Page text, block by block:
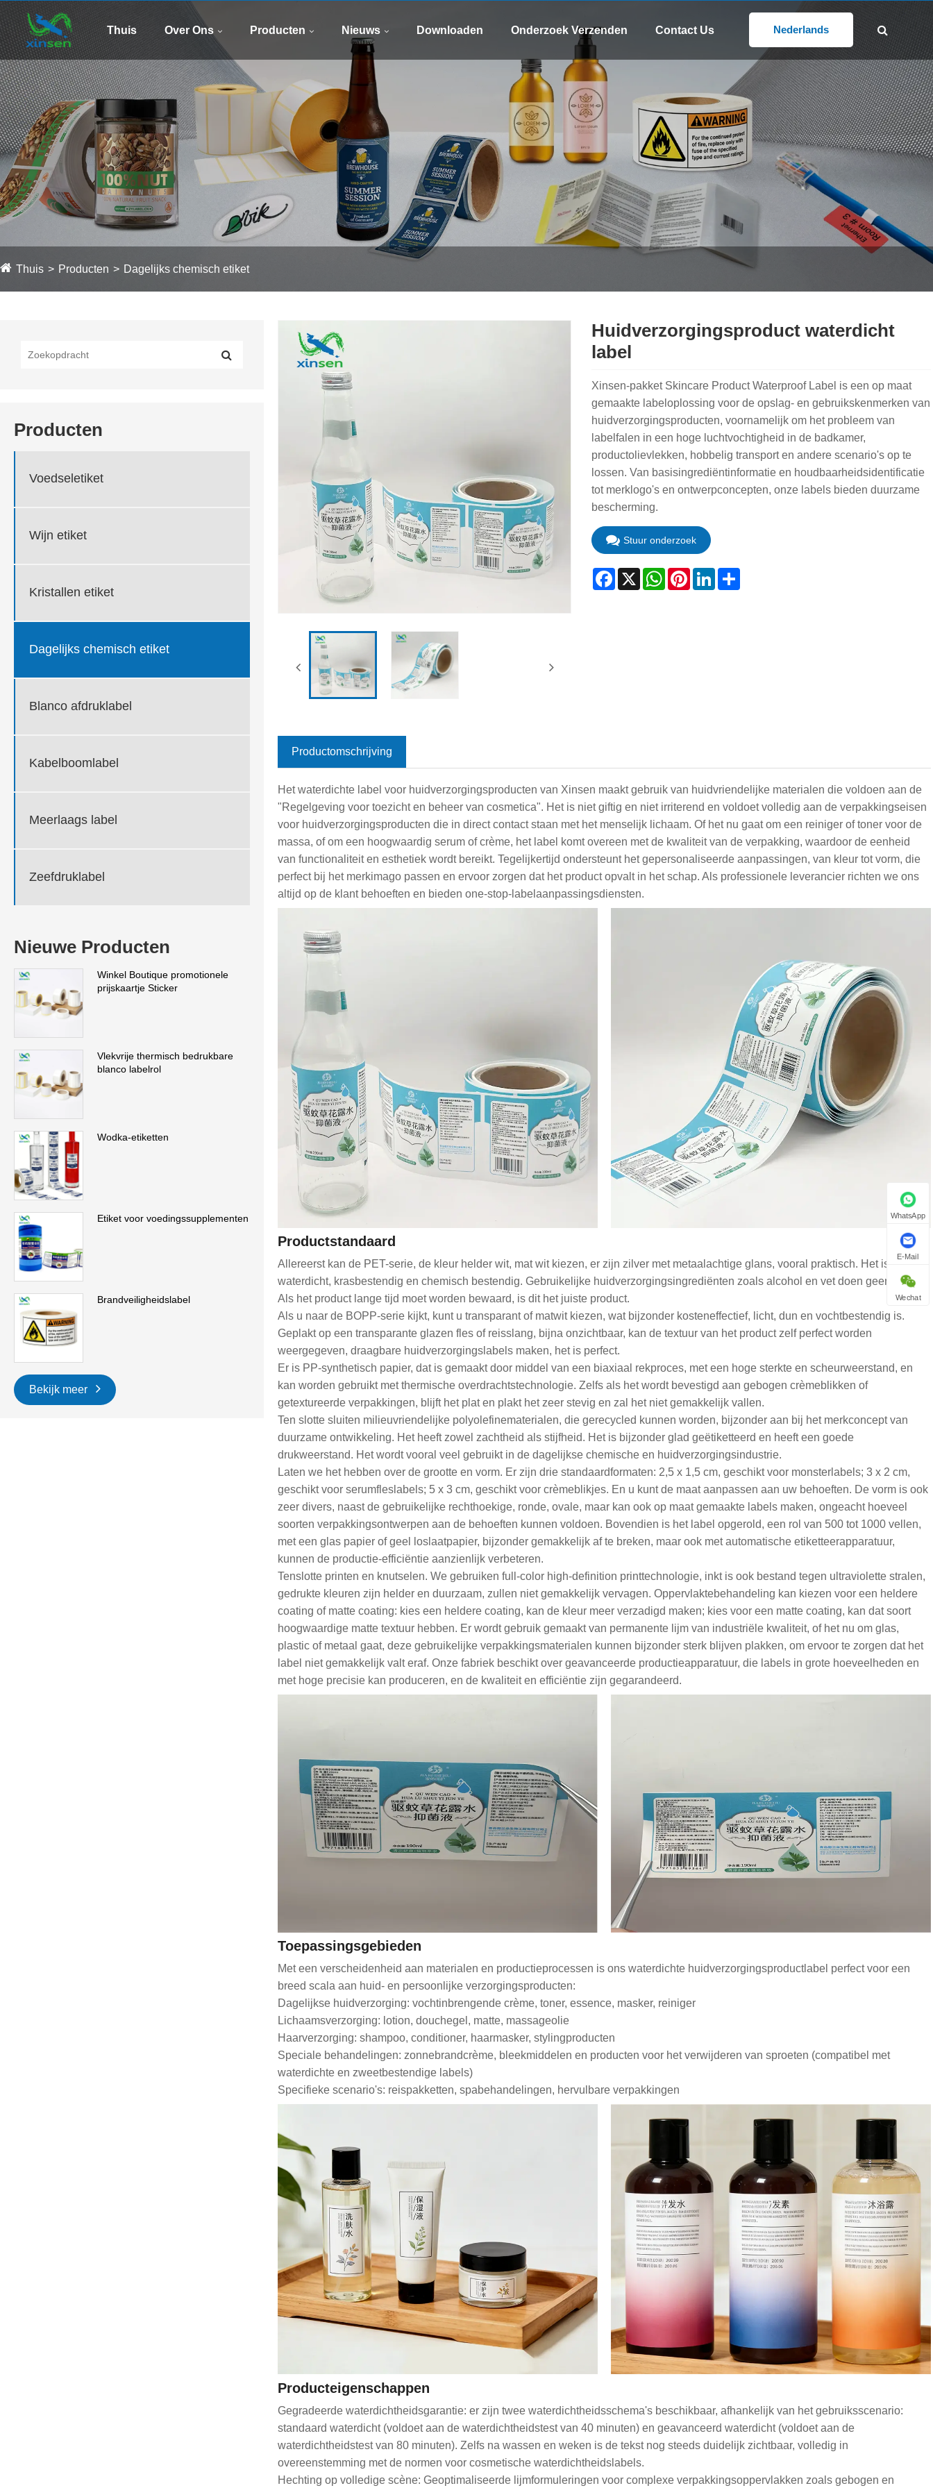
VOLG ONS:
Thuis Over Ons Producten Nieuws Downloaden Onderzoek Verzenden Contact Us Nederlands
Thuis Producten Dagelijks chemisch etiket
Producten
Voedseletiket
Wijn etiket
Kristallen etiket
Dagelijks chemisch etiket
Blanco afdruklabel
Kabelboomlabel
Meerlaags label
Zeefdruklabel
Nieuwe Producten
Winkel Boutique promotionele
prijskaartje Sticker
Vlekvrije thermisch bedrukbare
blanco labelrol
Wodka-etiketten
Etiket voor voedingssupplementen
Brandveiligheidslabel
Bekijk meer
Huidverzorgingsproduct waterdicht
label
Xinsen-pakket Skincare Product Waterproof Label is een op maat
gemaakte labeloplossing voor de opslag- en gebruikskenmerken van
huidverzorgingsproducten, voornamelijk om het probleem van
labelfalen in een hoge luchtvochtigheid in de badkamer,
productolievlekken, hobbelig transport en andere scenario's op te
lossen. Van basisingrediëntinformatie en houdbaarheidsidentificatie
tot merklogo's en ontwerpconcepten, onze labels bieden duurzame
bescherming.
Stuur onderzoek
Facebook
X WhatsApp
PinterestLinkedInShare
Productomschrijving
Het waterdichte label voor huidverzorgingsproducten van Xinsen maakt gebruik van huidvriendelijke materialen die voldoen aan de
"Regelgeving voor toezicht en beheer van cosmetica". Het is niet giftig en niet irriterend en voldoet volledig aan de verpakkingseisen
voor huidverzorgingsproducten die in direct contact staan met het menselijk lichaam. Of het nu gaat om een reiniger of toner voor de
massa, of om een hoogwaardig serum of crème, het label komt overeen met de kwaliteit van de verpakking, waardoor de eenheid
van functionaliteit en esthetiek wordt bereikt. Tegelijkertijd ondersteunt het gepersonaliseerde aanpassingen, van kleur tot vorm, die
perfect bij het merkimago passen en ervoor zorgen dat het product opvalt in het schap. Als professionele leverancier richten we ons
altijd op de klant behoeften en bieden one-stop-labelaanpassingsdiensten.
Productstandaard
Allereerst kan de PET-serie, de kleur helder wit, mat wit kiezen, er zijn zilver met metaalachtige glans, vooral praktisch. Het is
waterdicht, krasbestendig en chemisch bestendig. Gebruikelijke huidverzorgingsingrediënten zoals alcohol en vet doen geen pijn.
Als het product lange tijd moet worden bewaard, is dit het juiste product.
Als u naar de BOPP-serie kijkt, kunt u transparant of matwit kiezen, wat bijzonder kosteneffectief, licht, dun en vochtbestendig is.
Geplakt op een transparante glazen fles of reisslang, bijna onzichtbaar, kan de textuur van het product zelf perfect worden
weergegeven, draagbare huidverzorgingslabels maken, het is perfect.
Er is PP-synthetisch papier, dat is gemaakt door middel van een biaxiaal rekproces, met een hoge sterkte en scheurweerstand, en
kan worden gebruikt met thermische overdrachtstechnologie. Zelfs als het wordt bevestigd aan gebogen crèmeblikken of
getextureerde verpakkingen, blijft het plat en plakt het zeer stevig en zal het niet gemakkelijk vallen.
Ten slotte sluiten milieuvriendelijke polyolefinematerialen, die gerecycled kunnen worden, bijzonder aan bij het merkconcept van
duurzame ontwikkeling. Het heeft zowel zachtheid als stijfheid. Het is bijzonder glad geëtiketteerd en heeft een goede
drukweerstand. Het wordt vooral veel gebruikt in de dagelijkse chemische en huidverzorgingsindustrie.
Laten we het hebben over de grootte en vorm. Er zijn drie standaardformaten: 2,5 x 1,5 cm, geschikt voor monsterlabels; 3 x 2 cm,
geschikt voor serumfleslabels; 5 x 3 cm, geschikt voor crèmeblikjes. En u kunt de maat aanpassen aan uw behoeften. De vorm is ook
zeer divers, naast de gebruikelijke rechthoekige, ronde, ovale, maar kan ook op maat gemaakte labels maken, ongeacht hoeveel
soorten verpakkingsontwerpen aan de behoeften kunnen voldoen. Bovendien is het label opgerold, een rol van 500 tot 1000 vellen,
met een glas papier of geel loslaatpapier, bijzonder gemakkelijk af te breken, maar ook met automatische etiketteerapparatuur,
kunnen de productie-efficiëntie aanzienlijk verbeteren.
Tenslotte printen en knutselen. We gebruiken full-color high-definition printtechnologie, inkt is ook bestand tegen ultraviolette stralen,
gedrukte kleuren zijn helder en duurzaam, zullen niet gemakkelijk vervagen. Oppervlaktebehandeling kan kiezen voor een heldere
coating of matte coating: kies een heldere coating, kan de kleur meer verzadigd maken; kies voor een matte coating, kan dat soort
hoogwaardige matte textuur hebben. Er wordt gebruik gemaakt van permanente lijm van industriële kwaliteit, of het nu om glas,
plastic of metaal gaat, deze gebruikelijke verpakkingsmaterialen kunnen bijzonder sterk blijven plakken, om ervoor te zorgen dat het
label niet gemakkelijk valt eraf. Onze fabriek beschikt over geavanceerde productieapparatuur, die labels in grote hoeveelheden en
met hoge precisie kan produceren, en de kwaliteit en efficiëntie zijn gegarandeerd.
Toepassingsgebieden
Met een verscheidenheid aan materialen en productieprocessen is ons waterdichte huidverzorgingsproductlabel perfect voor een
breed scala aan huid- en persoonlijke verzorgingsproducten:
Dagelijkse huidverzorging: vochtinbrengende crème, toner, essence, masker, reiniger
Lichaamsverzorging: lotion, douchegel, matte, massageolie
Haarverzorging: shampoo, conditioner, haarmasker, stylingproducten
Speciale behandelingen: zonnebrandcrème, bleekmiddelen en producten voor het verwijderen van sproeten (compatibel met
waterdichte en zweetbestendige labels)
Specifieke scenario's: reispakketten, spabehandelingen, hervulbare verpakkingen
Producteigenschappen
Gegradeerde waterdichtheidsgarantie: er zijn twee waterdichtheidsschema's beschikbaar, afhankelijk van het gebruiksscenario:
standaard waterdicht (voldoet aan de waterdichtheidstest van 40 minuten) en geavanceerd waterdicht (voldoet aan de
waterdichtheidstest van 80 minuten). Zelfs na wassen en weken is de tekst nog steeds duidelijk zichtbaar, volledig in
overeenstemming met de normen voor cosmetische waterdichtheidslabels.
Hechting op volledige scène: Geoptimaliseerde lijmformuleringen voor complexe verpakkingsoppervlakken zoals gebogen en
WhatsApp
E-Mail
Wechat